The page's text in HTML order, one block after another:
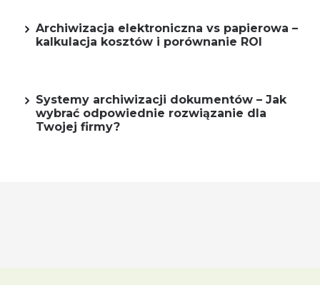
Archiwizacja elektroniczna vs papierowa –
kalkulacja kosztów i porównanie ROI
Systemy archiwizacji dokumentów – Jak
wybrać odpowiednie rozwiązanie dla
Twojej firmy?